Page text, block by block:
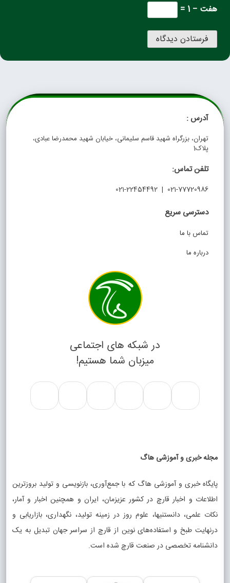
هفت − 1 =
آدرس :
تهران، بزرگراه شهید قاسم سلیمانی، خیابان شهید محمدرضا عبادی،
پلاک1
تلفن تماس:
021-77720986 | 021-22454492
دسترسی سریع
تماس با ما
درباره ما
در شبکه های اجتماعی
میزبان شما هستیم!
مجله خبری و آموزشی هاگ
پایگاه خبری و آموزشی هاگ که با جمع‌آوری، بازنویسی و تولید بروزترین
اطلاعات و اخبار قارچ در کشور عزیزمان، ایران و همچنین اخبار و آمار،
نکات علمی، دانستنیها، علوم روز در زمینه تولید، نگهداری، بازاریابی و
درنهایت طبخ و استفاده‌های نوین از قارچ از سراسر جهان تبدیل به یک
دانشنامه تخصصی در صنعت قارچ شده است.